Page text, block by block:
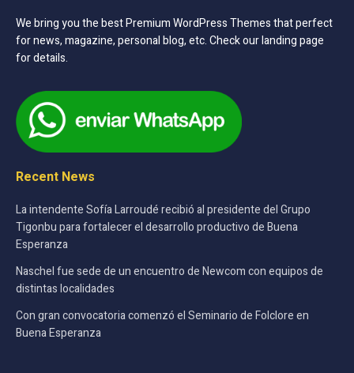
We bring you the best Premium WordPress Themes that perfect
for news, magazine, personal blog, etc. Check our landing page
for details.
Recent News
La intendente Sofía Larroudé recibió al presidente del Grupo
Tigonbu para fortalecer el desarrollo productivo de Buena
Esperanza
Naschel fue sede de un encuentro de Newcom con equipos de
distintas localidades
Con gran convocatoria comenzó el Seminario de Folclore en
Buena Esperanza